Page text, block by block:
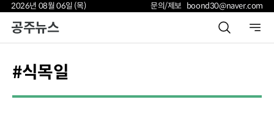
2026년 08월 06일 (목) 문의/제보 boond30@naver.com
공주뉴스
#식목일